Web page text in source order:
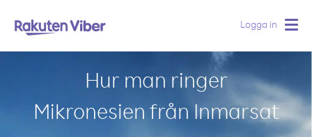
Logga in
Hur man ringer
Mikronesien från Inmarsat